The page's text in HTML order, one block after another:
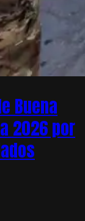
Buena
2026 por